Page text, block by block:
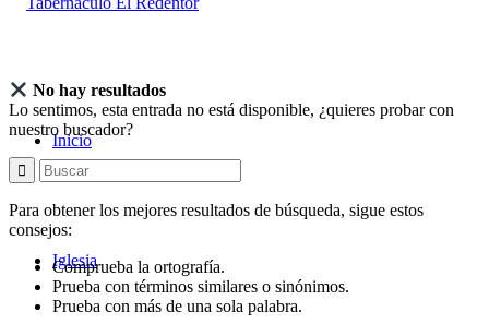
Inicio
Iglesia
No hay resultados
Lo sentimos, esta entrada no está disponible, ¿quieres probar con
nuestro buscador?
Para obtener los mejores resultados de búsqueda, sigue estos
consejos:
Comprueba la ortografía.
Prueba con términos similares o sinónimos.
Prueba con más de una sola palabra.